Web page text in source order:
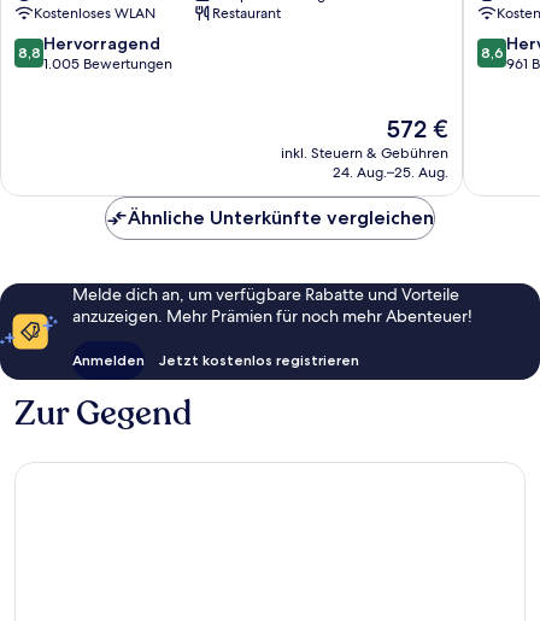
Luzern
Kostenloses WLAN
Restaurant
8.8
von
8,8 Hervorragend
1.005 Bewertungen
Der
Preis
beträgt
572 €
inkl. Steuern & Gebühren
24. Aug.–25. Aug.
8.6
von
8,6
961
Ähnliche Unterkünfte vergleichen
Melde dich an, um verfügbare Rabatte und Vorteile
anzuzeigen. Mehr Prämien für noch mehr Abenteuer!
Anmelden Jetzt kostenlos registrieren
Zur Gegend